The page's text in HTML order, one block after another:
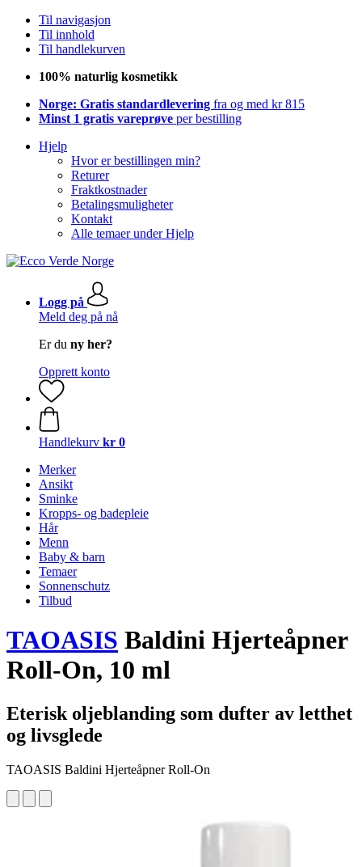
Til navigasjon
Til innhold
Til handlekurven
100% naturlig kosmetikk
Norge: Gratis standardlevering fra og med kr 815
Minst 1 gratis vareprøve per bestilling
Hjelp
Hvor er bestillingen min?
Returer
Fraktkostnader
Betalingsmuligheter
Kontakt
Alle temaer under Hjelp
Logg på
Meld deg på nå
Er du ny her?
Opprett konto
Handlekurv kr 0
Merker
Ansikt
Sminke
Kropps- og badepleie
Hår
Menn
Baby & barn
Temaer
Sonnenschutz
Tilbud
TAOASIS Baldini Hjerteåpner
Roll-On, 10 ml
Eterisk oljeblanding som dufter av letthet
og livsglede
TAOASIS Baldini Hjerteåpner Roll-On